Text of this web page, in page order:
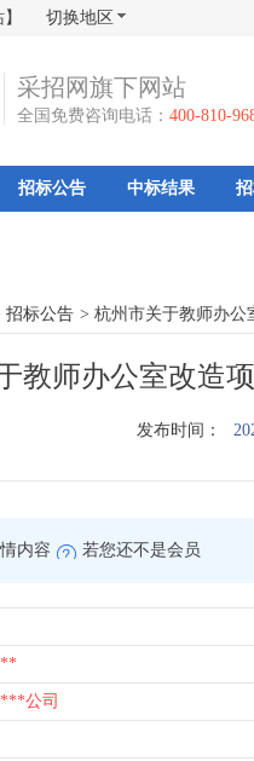
切换地区
采招网旗下网站
全国免费咨询电话： 400-810-
招标公告 中标结果
招标公告 > 杭州市关于教师办公
教师办公室改造
发布时间：
内容 若您还不是会员
公司